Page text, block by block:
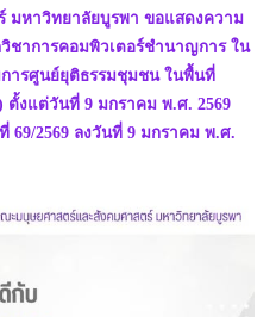
มหาวิทยาลัยบูรพา ขอแสดงความ
ชาการคอมพิวเตอร์ชำนาญการ ใน
ารศูนย์ยุติธรรมชุมชน ในพื้นที่
ตั้งแต่วันที่ 9 มกราคม พ.ศ. 2569
69/2569 ลงวันที่ 9 มกราคม พ.ศ.